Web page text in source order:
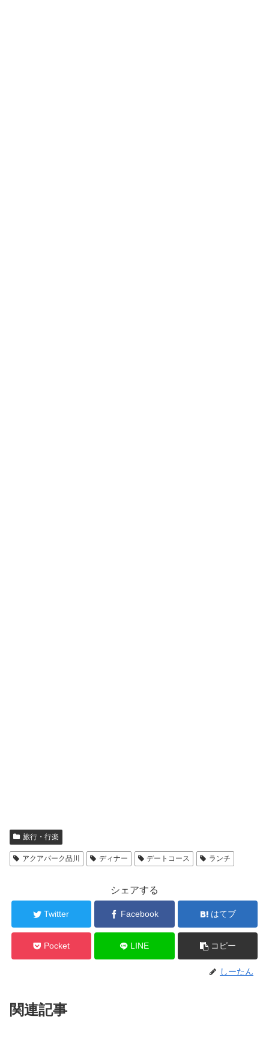
旅行・行楽
アクアパーク品川 ディナー デートコース ランチ
シェアする
Twitter Facebook はてブ
Pocket LINE コピー
しーたん
関連記事